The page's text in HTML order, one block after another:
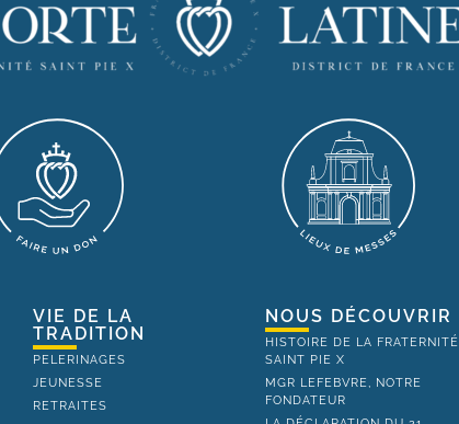
VIE DE LA
TRADITION
PELERINAGES
JEUNESSE
RETRAITES
NOUS DÉCOUVRIR
HISTOIRE DE LA FRATERNITÉ
SAINT PIE X
MGR LEFEBVRE, NOTRE
FONDATEUR